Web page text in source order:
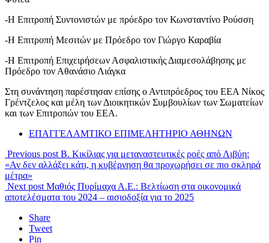
-Η Επιτροπή Συντονιστών με πρόεδρο τον Κωνσταντίνο Ρούσση
-Η Επιτροπή Μεσιτών με Πρόεδρο τον Γιώργο Καραβία
-Η Επιτροπή Επιχειρήσεων Ασφαλιστικής Διαμεσολάβησης με
Πρόεδρο τον Αθανάσιο Λιάγκα
Στη συνάντηση παρέστησαν επίσης ο Αντιπρόεδρος του ΕΕΑ Νίκος
Γρέντζελος και μέλη των Διοικητικών Συμβουλίων των Σωματείων
και των Επιτροπών του ΕΕΑ.
ΕΠΑΓΓΕΛΑΜΤΙΚΟ ΕΠΙΜΕΛΗΤΗΡΙΟ ΑΘΗΝΩΝ
Previous post Β. Κικίλιας για μεταναστευτικές ροές από Λιβύη:
«Αν δεν αλλάξει κάτι, η κυβέρνηση θα προχωρήσει σε πιο σκληρά
μέτρα»
Next post Μαθιός Πυρίμαχα Α.Ε.: Βελτίωση στα οικονομικά
αποτελέσματα του 2024 – αισιοδοξία για το 2025
Share
Tweet
Pin